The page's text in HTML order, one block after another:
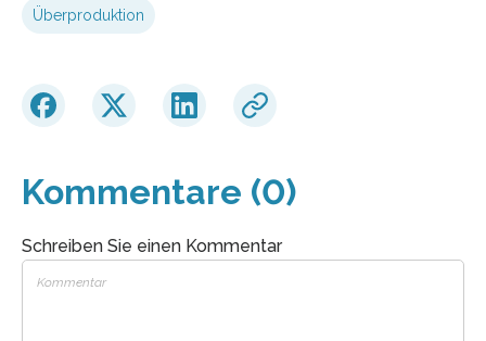
Überproduktion
Kommentare (0)
Schreiben Sie einen Kommentar